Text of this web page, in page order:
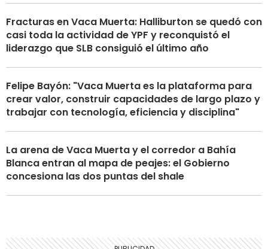
Fracturas en Vaca Muerta: Halliburton se quedó con
casi toda la actividad de YPF y reconquistó el
liderazgo que SLB consiguió el último año
Felipe Bayón: "Vaca Muerta es la plataforma para
crear valor, construir capacidades de largo plazo y
trabajar con tecnología, eficiencia y disciplina"
La arena de Vaca Muerta y el corredor a Bahía
Blanca entran al mapa de peajes: el Gobierno
concesiona las dos puntas del shale